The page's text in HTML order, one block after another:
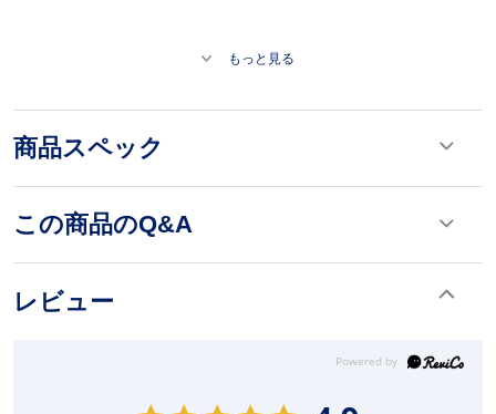
もっと見る
商品スペック
この商品のQ&A
レビュー